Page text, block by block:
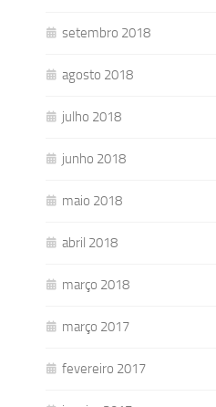
setembro 2018
agosto 2018
julho 2018
junho 2018
maio 2018
abril 2018
março 2018
março 2017
fevereiro 2017